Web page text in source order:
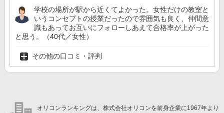
学校の場所が駅から近くてよかった。女性だけの教室と
いうコンセプトの授業だったので雰囲気も良く、仲間意
識もあってお互いにフォローしあえて合格率が上がった
と思う。（40代／女性）
その他の口コミ・評判
オリコンランキングは、株式会社オリコンを前身企業に1967年より